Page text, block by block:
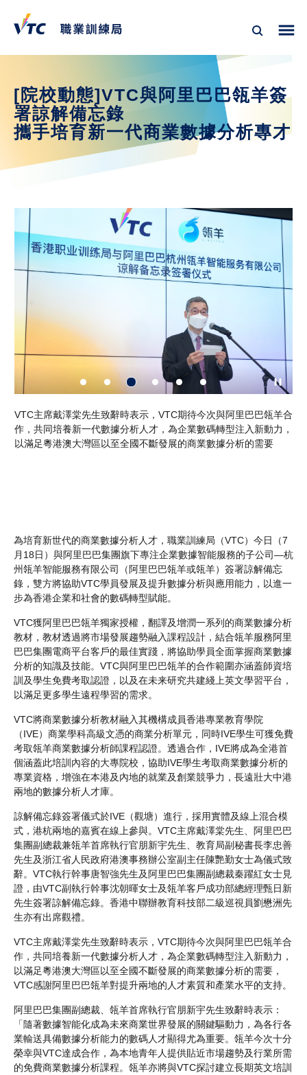
[院校動態]VTC與阿里巴巴瓴羊簽
署諒解備忘錄
攜手培育新一代商業數據分析專才
VTC主席戴澤棠先生致辭時表示，VTC期待今次與阿里巴巴瓴羊合
作，共同培養新一代數據分析人才，為企業數碼轉型注入新動力，
以滿足粵港澳大灣區以至全國不斷發展的商業數據分析的需要
為培育新世代的商業數據分析人才，職業訓練局（VTC）今日（7
月18日）與阿里巴巴集團旗下專注企業數據智能服務的子公司—杭
州瓴羊智能服務有限公司（阿里巴巴瓴羊或瓴羊）簽署諒解備忘
錄，雙方將協助VTC學員發展及提升數據分析與應用能力，以進一
步為香港企業和社會的數碼轉型賦能。
VTC獲阿里巴巴瓴羊獨家授權，翻譯及增潤一系列的商業數據分析
教材，教材透過將市場發展趨勢融入課程設計，結合瓴羊服務阿里
巴巴集團電商平台客戶的最佳實踐，將協助學員全面掌握商業數據
分析的知識及技能。VTC與阿里巴巴瓴羊的合作範圍亦涵蓋師資培
訓及學生免費考取認證，以及在未来研究共建綫上英文學習平台，
以滿足更多學生遠程學習的需求。
VTC將商業數據分析教材融入其機構成員香港專業教育學院
（IVE）商業學科高級文憑的商業分析單元，同時IVE學生可獲免費
考取瓴羊商業數據分析師課程認證。透過合作，IVE將成為全港首
個涵蓋此培訓內容的大專院校，協助IVE學生考取商業數據分析的
專業資格，增強在本港及內地的就業及創業競爭力，長遠壯大中港
兩地的數據分析人才庫。
諒解備忘錄簽署儀式於IVE（觀塘）進行，採用實體及線上混合模
式，港杭兩地的嘉賓在線上參與。VTC主席戴澤棠先生、阿里巴巴
集團副總裁兼瓴羊首席執行官朋新宇先生、教育局副秘書長李忠善
先生及浙江省人民政府港澳事務辦公室副主任陳艷勤女士為儀式致
辭。VTC執行幹事唐智強先生及阿里巴巴集團副總裁秦躍紅女士見
證，由VTC副執行幹事沈朝暉女士及瓴羊客戶成功部總經理甄日新
先生簽署諒解備忘錄。香港中聯辦教育科技部二級巡視員劉懋洲先
生亦有出席觀禮。
VTC主席戴澤棠先生致辭時表示，VTC期待今次與阿里巴巴瓴羊合
作，共同培養新一代數據分析人才，為企業數碼轉型注入新動力，
以滿足粵港澳大灣區以至全國不斷發展的商業數據分析的需要，
VTC感謝阿里巴巴瓴羊對提升兩地的人才素質和產業水平的支持。
阿里巴巴集團副總裁、瓴羊首席執行官朋新宇先生致辭時表示：
「隨著數據智能化成為未來商業世界發展的關鍵驅動力，為各行各
業輸送具備數據分析能力的數碼人才顯得尤為重要。瓴羊今次十分
榮幸與VTC達成合作，為本地青年人提供貼近市場趨勢及行業所需
的免費商業數據分析課程。瓴羊亦將與VTC探討建立長期英文培訓